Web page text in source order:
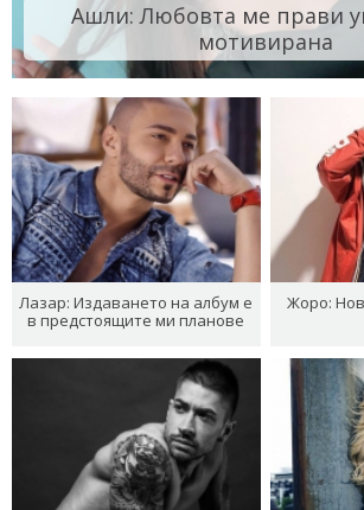
Ашли: Любовта ме прави
мотивирана
Лазар: Издаването на албум е
в предстоящите ми планове
Жоро: